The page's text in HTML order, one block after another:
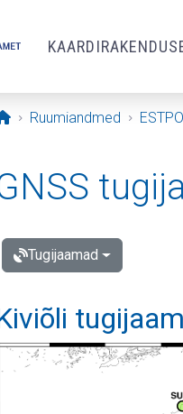
Avaleht
Ruumiandmed
Tugijaamad
tugijaam